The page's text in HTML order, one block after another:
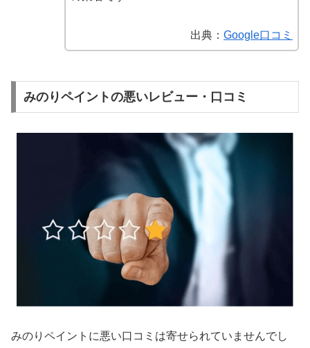
出典： Google口コミ
みのりペイントの悪いレビュー・口コミ
みのりペイントに悪い口コミは寄せられていませんでし